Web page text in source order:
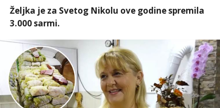
Željka je za Svetog Nikolu ove godine spremila
3.000 sarmi.